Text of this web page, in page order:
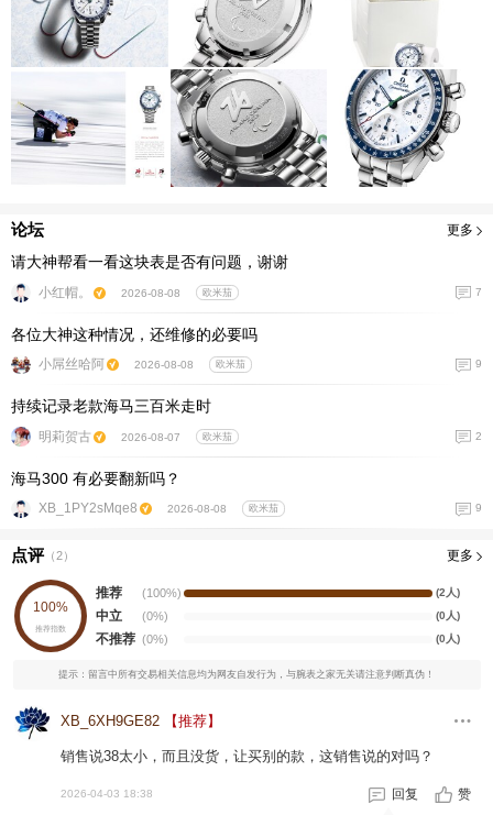
论坛 更多
请大神帮看一看这块表是否有问题，谢谢
小红帽。 2026-08-08 欧米茄 7
各位大神这种情况，还维修的必要吗
小屌丝哈阿 2026-08-08 欧米茄 9
持续记录老款海马三百米走时
明莉贺古 2026-08-07 欧米茄 2
海马300 有必要翻新吗？
XB_1PY2sMqe8 2026-08-08 欧米茄 9
点评（2） 更多
100%
推荐指数
推荐 (100%) (2人)
中立 (0%) (0人)
不推荐 (0%) (0人)
提示：留言中所有交易相关信息均为网友自发行为，与腕表之家无关请注意判断真伪！
XB_6XH9GE82 【推荐】
销售说38太小，而且没货，让买别的款，这销售说的对吗？
2026-04-03 18:38 回复 赞